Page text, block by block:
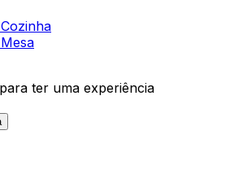
ter uma experiência